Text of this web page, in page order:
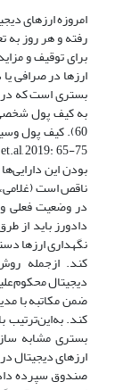
امروزه ارزهای
رفته و هر روز به
برای توقیف و
ارزها در صرافی
بستری است که در
بودن این
در وضعیت فعلی
دادورز باید از
نگهداری ارزها
کند. ازجمله
دیجیتال
ضمن مکاتبه با
کند. به‌این‌ترتیب
بستری مشابه
ارزهای دیجیتال
صندوق سپرده